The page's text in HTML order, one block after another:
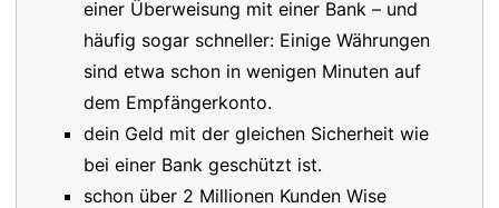
einer Überweisung mit einer Bank – und
häufig sogar schneller: Einige Währungen
sind etwa schon in wenigen Minuten auf
dem Empfängerkonto.
dein Geld mit der gleichen Sicherheit wie
bei einer Bank geschützt ist.
schon über 2 Millionen Kunden Wise